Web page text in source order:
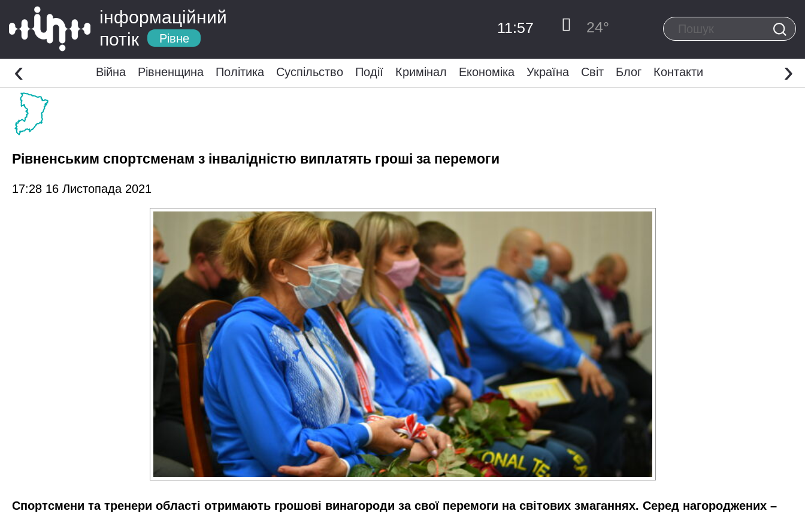
інформаційний
потік
Рівне
11:57 24°
Війна Рівненщина Політика Суспільство Події Кримінал Економіка Україна Світ Блог Контакти
‹ ›
Рівненським спортсменам з інвалідністю виплатять гроші за перемоги
17:28 16 Листопада 2021
Спортсмени та тренери області отримають грошові винагороди за свої перемоги на світових змаганнях. Серед нагороджених –